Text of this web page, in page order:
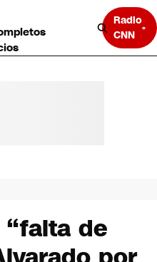
Radio
CNN
de